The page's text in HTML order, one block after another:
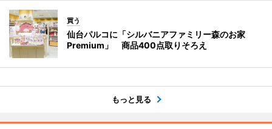
買う
仙台パルコに「シルバニアファミリー森のお家
Premium」 商品400点取りそろえ
もっと見る